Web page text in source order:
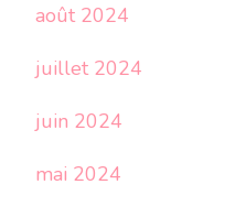
août 2024
juillet 2024
juin 2024
mai 2024